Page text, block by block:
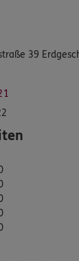
39